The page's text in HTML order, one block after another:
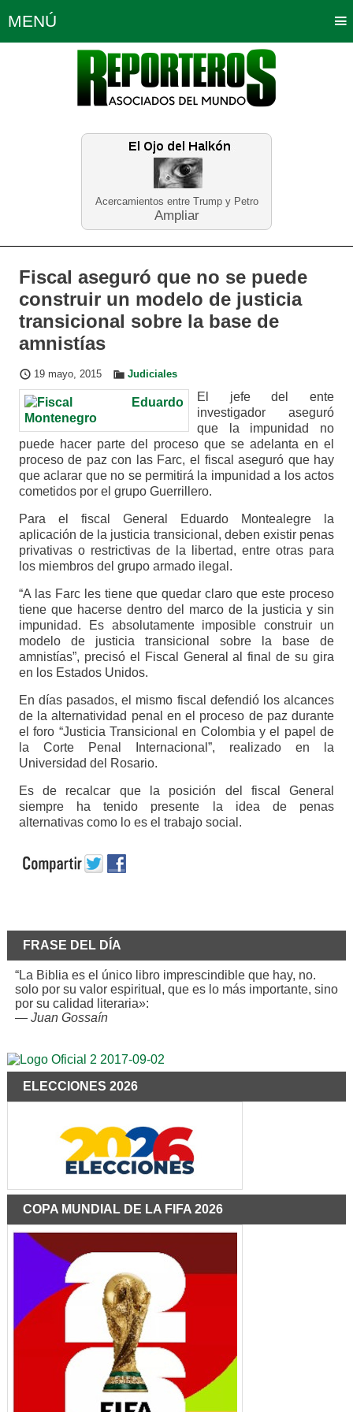
Acercamientos entre Trump y Petro
Ampliar
MENÚ
Política Opinión Bogotá
Planeta Tierra Deportes
Educación Neira
Fiscal aseguró que no se puede
construir un modelo de justicia
transicional sobre la base de
amnistías
19 mayo, 2015 Judiciales
El jefe del ente
investigador aseguró
que la impunidad no
puede hacer parte del proceso que se adelanta en el
proceso de paz con las Farc, el fiscal aseguró que hay
que aclarar que no se permitirá la impunidad a los actos
cometidos por el grupo Guerrillero.
Para el fiscal General Eduardo Montealegre la
aplicación de la justicia transicional, deben existir penas
privativas o restrictivas de la libertad, entre otras para
los miembros del grupo armado ilegal.
“A las Farc les tiene que quedar claro que este proceso
tiene que hacerse dentro del marco de la justicia y sin
impunidad. Es absolutamente imposible construir un
modelo de justicia transicional sobre la base de
amnistías”, precisó el Fiscal General al final de su gira
en los Estados Unidos.
En días pasados, el mismo fiscal defendió los alcances
de la alternatividad penal en el proceso de paz durante
el foro “Justicia Transicional en Colombia y el papel de
la Corte Penal Internacional”, realizado en la
Universidad del Rosario.
Es de recalcar que la posición del fiscal General
siempre ha tenido presente la idea de penas
alternativas como lo es el trabajo social.
FRASE DEL DÍA
“La Biblia es el único libro imprescindible que hay, no.
solo por su valor espiritual, que es lo más importante, sino
por su calidad literaria»:
— Juan Gossaín
ELECCIONES 2026
COPA MUNDIAL DE LA FIFA 2026